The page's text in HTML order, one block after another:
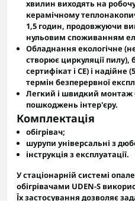
хвилин виходять на
керамічному
1,5 годин, продовжуючи
нульовим споживанням
Обладнання екологічне
створює циркуляції пилу),
сертифікат і CE) і надійне
термін безперервної
Легкий і швидкий монтаж
пошкоджень інтер'єру.
Комплектація
обігрівач;
шурупи універсальні з
інструкція з експлуатації.
У стаціонарній системі
обігрівачами UDEN-S
Їх застосування дозволяє